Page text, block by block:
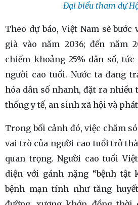
Đại biểu tham dự
Theo dự báo, Việt Nam sẽ
già vào năm 2036; đến năm
chiếm khoảng 25% dân số,
người cao tuổi. Nước ta đang
hóa dân số nhanh, đặt ra nhiều
thống y tế, an sinh xã hội và
Trong bối cảnh đó, việc chăm
vai trò của người cao tuổi trở
quan trọng. Người cao tuổi
diện với gánh nặng “bệnh tật
bệnh mạn tính như tăng